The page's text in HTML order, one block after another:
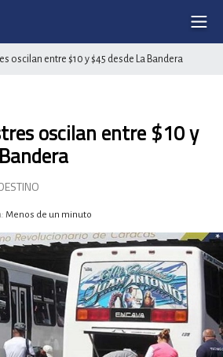
oscilan entre $10 y $45 desde La Bandera
oscilan entre $10 y
Menos de un minuto